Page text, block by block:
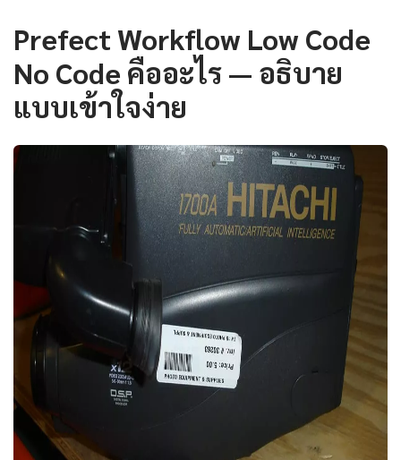
Prefect Workflow Low Code
No Code คืออะไร — อธิบาย
แบบเข้าใจง่าย